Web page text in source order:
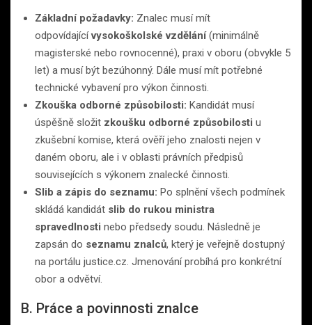
Základní požadavky: Znalec musí mít
odpovídajícívysokoškolské vzdělání(minimálně
magisterské nebo rovnocenné), praxi v oboru (obvykle 5
let) a musí být bezúhonný. Dále musí mít potřebné
technické vybavení pro výkon činnosti.
Zkouška odborné způsobilosti: Kandidát musí
úspěšně složit zkoušku odborné způsobilosti u
zkušební komise, která ověří jeho znalosti nejen v
daném oboru, ale i v oblasti právních předpisů
souvisejících s výkonem znalecké činnosti.
Slib a zápis do seznamu: Po splnění všech podmínek
skládá kandidát slib do rukou ministra
spravedlnosti nebo předsedy soudu. Následně je
zapsán do seznamu znalců, který je veřejně dostupný
na portálu justice.cz. Jmenování probíhá pro konkrétní
obor a odvětví.
B. Práce a povinnosti znalce